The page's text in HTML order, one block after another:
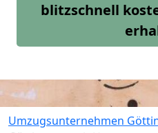
blitzschnell
Umzugsunternehmen